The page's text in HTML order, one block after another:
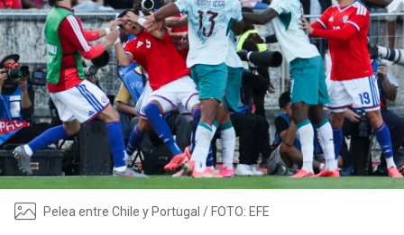
Pelea entre Chile y Portugal / FOTO: EFE